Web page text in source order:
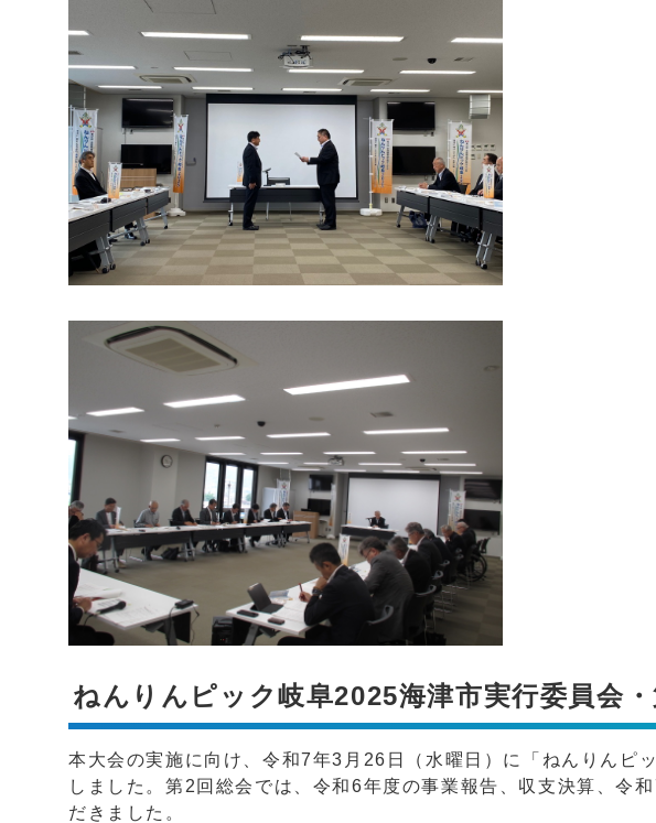
ねんりんピック岐阜2025海津市実行委員会
本大会の実施に向け、令和7年3月26日（水曜日）に「ねんりんピ
しました。第2回総会では、令和6年度の事業報告、収支決算、令
だきました。